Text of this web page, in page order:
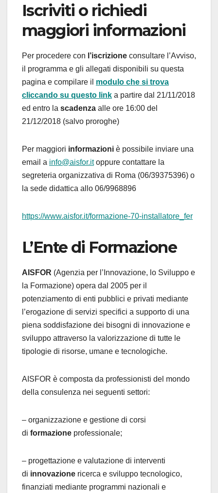
Iscriviti o richiedi
maggiori informazioni
Per procedere con l’iscrizione consultare l’Avviso,
il programma e gli allegati disponibili su questa
pagina e compilare il modulo che si trova
cliccando su questo link a partire dal 21/11/2018
ed entro la scadenza alle ore 16:00 del
21/12/2018 (salvo proroghe)
Per maggiori informazioni è possibile inviare una
email a info@aisfor.itoppure contattare la
segreteria organizzativa di Roma (06/39375396) o
la sede didattica allo 06/9968896
https://www.aisfor.it/formazione-70-installatore_fer
L’Ente di Formazione
AISFOR (Agenzia per l’Innovazione, lo Sviluppo e
la Formazione) opera dal 2005 per il
potenziamento di enti pubblici e privati mediante
l’erogazione di servizi specifici a supporto di una
piena soddisfazione dei bisogni di innovazione e
sviluppo attraverso la valorizzazione di tutte le
tipologie di risorse, umane e tecnologiche.
AISFOR è composta da professionisti del mondo
della consulenza nei seguenti settori:
– organizzazione e gestione di corsi
di formazione professionale;
– progettazione e valutazione di interventi
di innovazione ricerca e sviluppo tecnologico,
finanziati mediante programmi nazionali e